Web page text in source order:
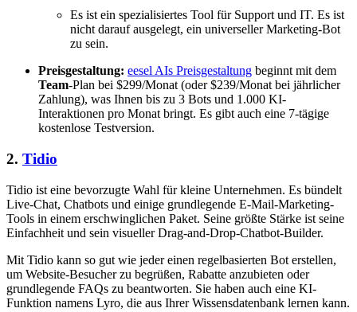
Es ist ein spezialisiertes Tool für Support und IT. Es ist
nicht darauf ausgelegt, ein universeller Marketing-Bot
zu sein.
Preisgestaltung: eesel AIs Preisgestaltung beginnt mit dem
Team-Plan bei $299/Monat (oder $239/Monat bei jährlicher
Zahlung), was Ihnen bis zu 3 Bots und 1.000 KI-
Interaktionen pro Monat bringt. Es gibt auch eine 7-tägige
kostenlose Testversion.
2. Tidio
Tidio ist eine bevorzugte Wahl für kleine Unternehmen. Es bündelt
Live-Chat, Chatbots und einige grundlegende E-Mail-Marketing-
Tools in einem erschwinglichen Paket. Seine größte Stärke ist seine
Einfachheit und sein visueller Drag-and-Drop-Chatbot-Builder.
Mit Tidio kann so gut wie jeder einen regelbasierten Bot erstellen,
um Website-Besucher zu begrüßen, Rabatte anzubieten oder
grundlegende FAQs zu beantworten. Sie haben auch eine KI-
Funktion namens Lyro, die aus Ihrer Wissensdatenbank lernen kann.